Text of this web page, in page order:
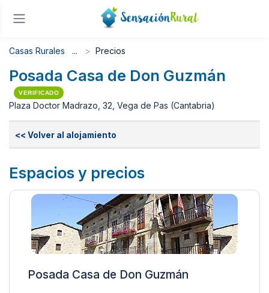
Casas Rurales Precios
Posada Casa de Don Guzmán
VERIFICADO
Plaza Doctor Madrazo, 32, Vega de Pas (Cantabria)
<< Volver al alojamiento
Espacios y precios
Posada Casa de Don Guzmán